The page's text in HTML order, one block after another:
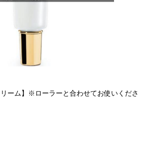
リーム】※ローラーと合わせてお使いくださ